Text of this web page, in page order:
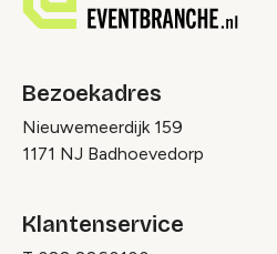
Bezoekadres
Nieuwemeerdijk 159
1171 NJ Badhoevedorp
Klantenservice